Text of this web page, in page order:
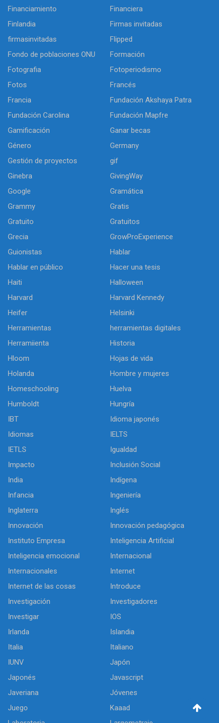
Financiamiento
Financiera
Finlandia
Firmas invitadas
firmasinvitadas
Flipped
Fondo de poblaciones ONU
Formación
Fotografia
Fotoperiodismo
Fotos
Francés
Francia
Fundación Akshaya Patra
Fundación Carolina
Fundación Mapfre
Gamificación
Ganar becas
Género
Germany
Gestión de proyectos
gif
Ginebra
GivingWay
Google
Gramática
Grammy
Gratis
Gratuito
Gratuitos
Grecia
GrowProExperience
Guionistas
Hablar
Hablar en público
Hacer una tesis
Haiti
Halloween
Harvard
Harvard Kennedy
Heifer
Helsinki
Herramientas
herramientas digitales
Herramiienta
Historia
Hloom
Hojas de vida
Holanda
Hombre y mujeres
Homeschooling
Huelva
Humboldt
Hungría
IBT
Idioma japonés
Idiomas
IELTS
IETLS
Igualdad
Impacto
Inclusión Social
India
Indígena
Infancia
Ingeniería
Inglaterra
Inglés
Innovación
Innovación pedagógica
Instituto Empresa
Inteligencia Artificial
Inteligencia emocional
Internacional
Internacionales
Internet
Internet de las cosas
Introduce
Investigación
Investigadores
Investigar
IOS
Irlanda
Islandia
Italia
Italiano
IUNV
Japón
Japonés
Javascript
Javeriana
Jóvenes
Juego
Kaaad